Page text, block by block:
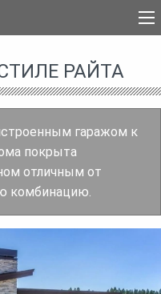
РАЙТА
гаражом к
покрыта
отличным от
комбинацию.